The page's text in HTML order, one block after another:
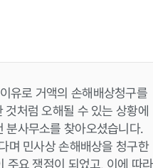
유로 거액의 손해배상청구를
처럼 오해될 수 있는 상황에
분사무소를 찾아오셨습니다.
며 민사상 손해배상을 청구한
주요 쟁점이 되었고, 이에 따라